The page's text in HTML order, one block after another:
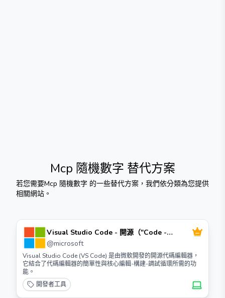
Mcp 隨機數字 替代方案
若您需要Mcp 隨機數字 的一些替代方案，我們依分類為您提供
相關網站。
Visual Studio Code - 開源（"Code -
OSS"）
@microsoft
Visual Studio Code (VS Code) 是由微軟開發的開源代碼編輯器，
它結合了代碼編輯器的簡單性與核心編輯-構建-調試循環所需的功
能。
開發者工具